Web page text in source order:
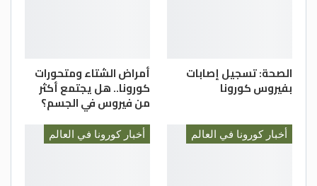
الصحة: تسجيل إصابات
بفيروس كورونا
أمراض الشتاء ومتحورات
كورونا.. هل يجتمع أكثر
من فيروس في الجسم؟
أخبار كورونا في العالم أخبار كورونا في العالم